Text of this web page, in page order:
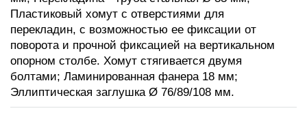
Пластиковый хомут с отверстиями для
перекладин, с возможностью ее фиксации от
поворота и прочной фиксацией на вертикальном
опорном столбе. Хомут стягивается двумя
болтами; Ламинированная фанера 18 мм;
Эллиптическая заглушка Ø 76/89/108 мм.